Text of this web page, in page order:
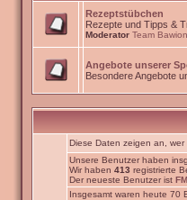
Rezeptstübchen
Rezepte und Tipps &
Moderator Team Bawion
Angebote unserer
Besondere Angebote
Diese Daten zeigen an,
Unsere Benutzer haben
Wir haben 413 registrierte
Der neueste Benutzer ist
Insgesamt waren heute 70